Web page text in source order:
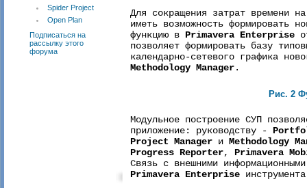
Spider Project
Open Plan
Подписаться на
рассылку этого
форума
Для сокращения затрат времени
иметь возможность формировать
функцию в Primavera Enterprise
позволяет формировать базу
календарно-сетевого графика
Methodology Manager.
Рис. 2
Модульное построение СУП
приложение: руководству -
Project Manager и Methodology
Progress Reporter, Primavera
Связь с внешними
Primavera Enterprise